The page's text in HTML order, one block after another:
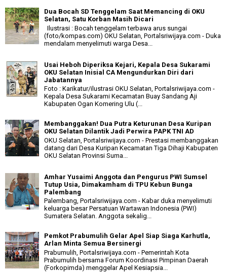
Dua Bocah SD Tenggelam Saat Memancing di OKU
Selatan, Satu Korban Masih Dicari
Ilustrasi : Bocah tenggelam terbawa arus sungai
(foto/kompas.com) OKU Selatan, Portalsriwijaya.com - Duka
mendalam menyelimuti warga Desa...
Usai Heboh Diperiksa Kejari, Kepala Desa Sukarami
OKU Selatan Inisial CA Mengundurkan Diri dari
Jabatannya
Foto : Karikatur/ilustrasi OKU Selatan, Portalsriwijaya.com -
Kepala Desa Sukarami Kecamatan Buay Sandang Aji
Kabupaten Ogan Komering Ulu (...
Membanggakan! Dua Putra Keturunan Desa Kuripan
OKU Selatan Dilantik Jadi Perwira PAPK TNI AD
OKU Selatan, Portalsriwijaya.com - Prestasi membanggakan
datang dari Desa Kuripan Kecamatan Tiga Dihaji Kabupaten
OKU Selatan Provinsi Suma...
Amhar Yusaimi Anggota dan Pengurus PWI Sumsel
Tutup Usia, Dimakamham di TPU Kebun Bunga
Palembang
Palembang, Portalsriwijaya.com - Kabar duka menyelimuti
keluarga besar Persatuan Wartawan Indonesia (PWI)
Sumatera Selatan. Anggota sekalig...
Pemkot Prabumulih Gelar Apel Siap Siaga Karhutla,
Arlan Minta Semua Bersinergi
Prabumulih, Portalsriwijaya.com - Pemerintah Kota
Prabumulih bersama Forum Koordinasi Pimpinan Daerah
(Forkopimda) menggelar Apel Kesiapsia...